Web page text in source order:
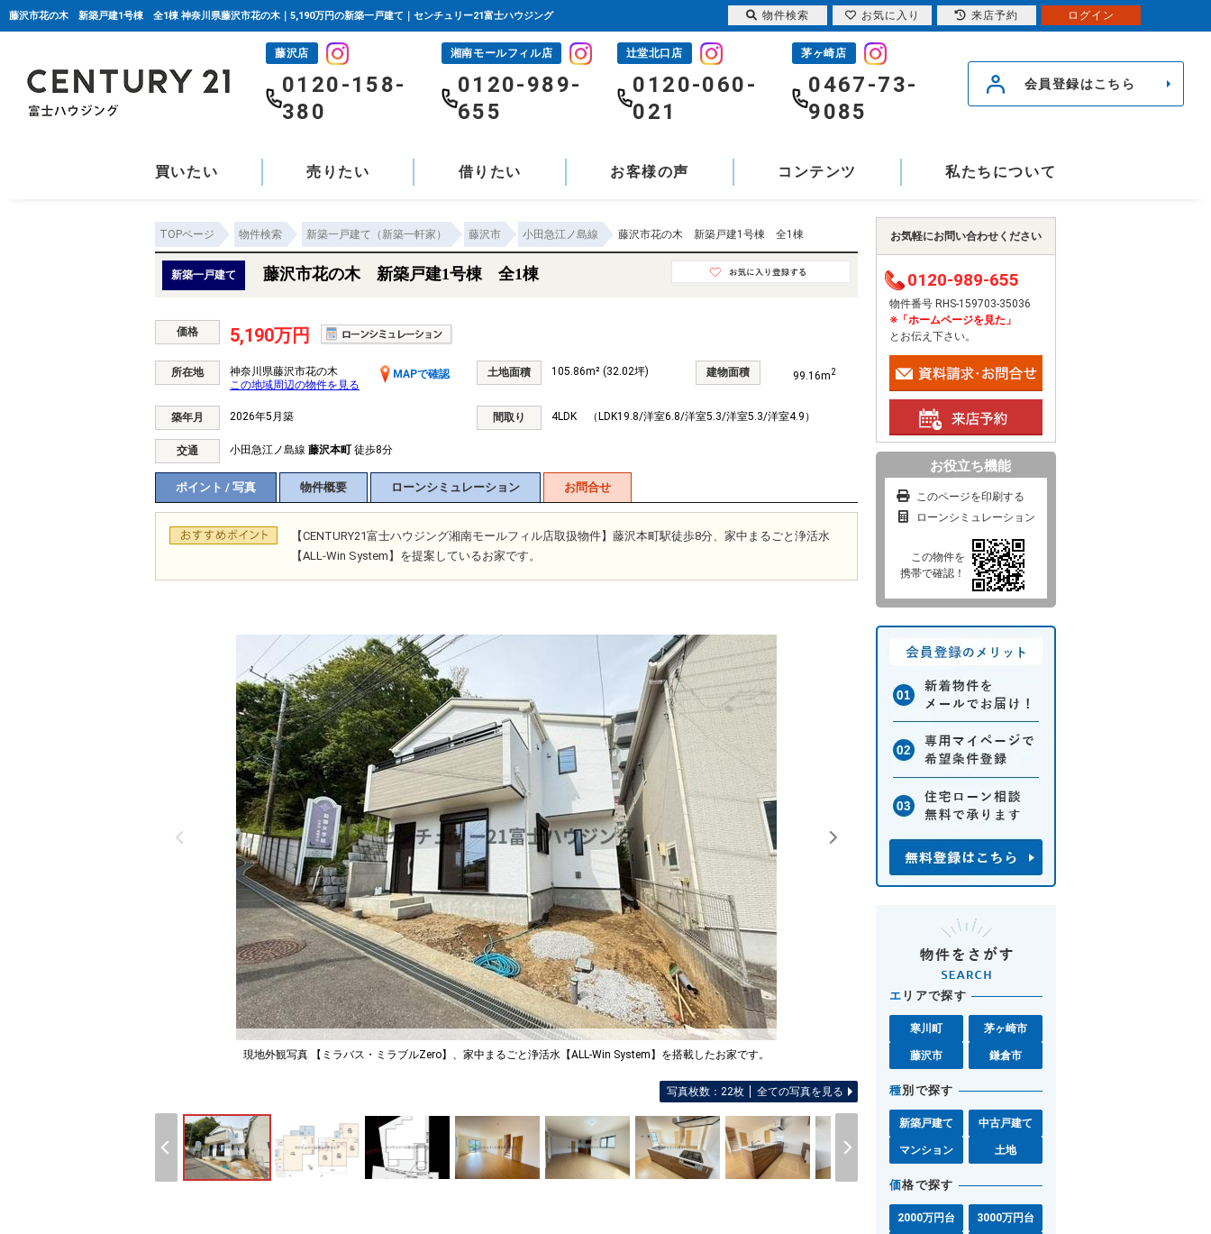
藤沢市花の木 新築戸建1号棟 全1棟 神奈川県藤沢市花の木｜5,190万円の新築一戸建て｜センチュリー21富士ハウジング
藤沢店
0120-158-
380
湘南モールフィル店
0120-989-
655
辻堂北口店
0120-060-
021
茅ヶ崎店
0467-73-
9085
会員登録はこちら
買いたい 売りたい 借りたい お客様の声 コンテンツ 私たちについて
TOPページ 物件検索 新築一戸建て（新築一軒家） 藤沢市 小田急江ノ島線 藤沢市花の木 新築戸建1号棟 全1棟
新築一戸建て 藤沢市花の木 新築戸建1号棟 全1棟
価格 5,190万円
所在地 神奈川県藤沢市花の木
MAPで確認
この地域周辺の物件を見る
土地面積 105.86m² (32.02坪) 建物面積 99.16m2
築年月 2026年5月築 間取り 4LDK （LDK19.8/洋室6.8/洋室5.3/洋室5.3/洋室4.9）
交通 小田急江ノ島線 藤沢本町 徒歩8分
ポイント / 写真 物件概要 ローンシミュレーション お問合せ
【CENTURY21富士ハウジング湘南モールフィル店取扱物件】藤沢本町駅徒歩8分、家中まるごと浄活水
【ALL-Win System】を提案しているお家です。
現地外観写真 【ミラバス・ミラブルZero】、家中まるごと浄活水【ALL-Win System】を搭載したお家です。
写真枚数：22枚 全ての写真を見る
お気軽にお問い合わせください
0120-989-655
物件番号 RHS-159703-35036
※「ホームページを見た」
とお伝え下さい。
お役立ち機能
このページを印刷する
ローンシミュレーション
この物件を
携帯で確認！
エ リアで探す
寒川町 茅ヶ崎市
藤沢市 鎌倉市
種別で探す
新築戸建て 中古戸建て
マンション 土地
価格で探す
2000万円台 3000万円台
物件検索 お気に入り 来店予約 ログイン